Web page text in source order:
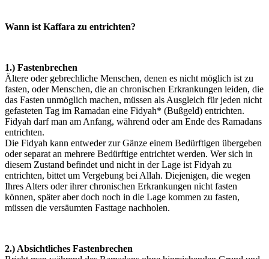
Wann ist Kaffara zu entrichten?
1.) Fastenbrechen
Ältere oder gebrechliche Menschen, denen es nicht möglich ist zu
fasten, oder Menschen, die an chronischen Erkrankungen leiden, die
das Fasten unmöglich machen, müssen als Ausgleich für jeden nicht
gefasteten Tag im Ramadan eine Fidyah* (Bußgeld) entrichten.
Fidyah darf man am Anfang, während oder am Ende des Ramadans
entrichten.
Die Fidyah kann entweder zur Gänze einem Bedürftigen übergeben
oder separat an mehrere Bedürftige entrichtet werden. Wer sich in
diesem Zustand befindet und nicht in der Lage ist Fidyah zu
entrichten, bittet um Vergebung bei Allah. Diejenigen, die wegen
Ihres Alters oder ihrer chronischen Erkrankungen nicht fasten
können, später aber doch noch in die Lage kommen zu fasten,
müssen die versäumten Fasttage nachholen.
2.) Absichtliches Fastenbrechen